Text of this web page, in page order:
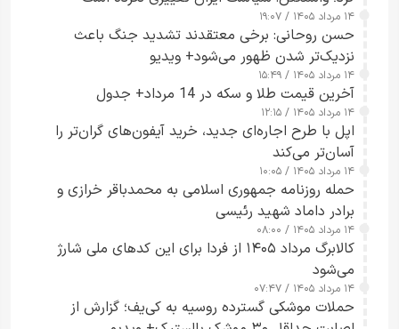
۱۴ مرداد ۱۴۰۵ / ۱۹:۰۷
حسن روحانی: برخی معتقدند تشدید جنگ باعث
نزدیک‌تر شدن ظهور می‌شود+ ویدیو
۱۴ مرداد ۱۴۰۵ / ۱۵:۴۹
آخرین قیمت طلا و سکه در 14 مرداد+ جدول
۱۴ مرداد ۱۴۰۵ / ۱۲:۱۵
اپل با طرح اجاره‌ای جدید، خرید آیفون‌های گران‌تر را
آسان‌تر می‌کند
۱۴ مرداد ۱۴۰۵ / ۱۰:۰۵
حمله روزنامه جمهوری اسلامی به محمدباقر خرازی و
برادر داماد شهید رئیسی
۱۴ مرداد ۱۴۰۵ / ۰۸:۰۰
کالابرگ مرداد ۱۴۰۵ از فردا برای این کدهای ملی شارژ
می‌شود
۱۴ مرداد ۱۴۰۵ / ۰۷:۴۷
حملات موشکی گسترده روسیه به کی‌یف؛ گزارش از